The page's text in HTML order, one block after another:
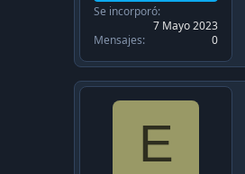
Se incorporó
7 Mayo 2023
Mensajes
0
E